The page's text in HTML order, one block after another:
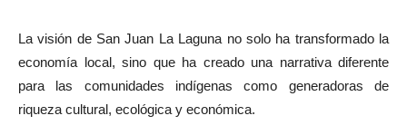
La visión de San Juan La Laguna no solo ha transformado la
economía local, sino que ha creado una narrativa diferente
para las comunidades indígenas como generadoras de
riqueza cultural, ecológica y económica.